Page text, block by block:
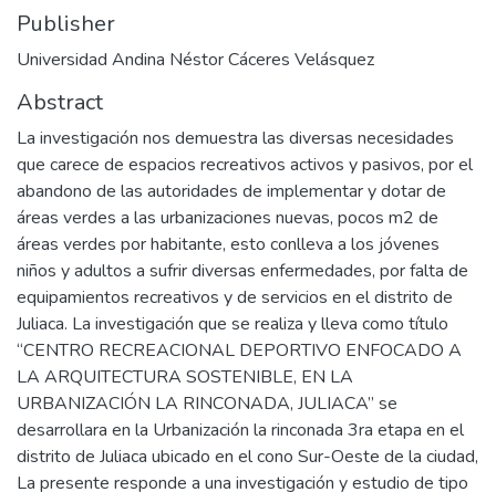
Publisher
Universidad Andina Néstor Cáceres Velásquez
Abstract
La investigación nos demuestra las diversas necesidades
que carece de espacios recreativos activos y pasivos, por el
abandono de las autoridades de implementar y dotar de
áreas verdes a las urbanizaciones nuevas, pocos m2 de
áreas verdes por habitante, esto conlleva a los jóvenes
niños y adultos a sufrir diversas enfermedades, por falta de
equipamientos recreativos y de servicios en el distrito de
Juliaca. La investigación que se realiza y lleva como título
“CENTRO RECREACIONAL DEPORTIVO ENFOCADO A
LA ARQUITECTURA SOSTENIBLE, EN LA
URBANIZACIÓN LA RINCONADA, JULIACA” se
desarrollara en la Urbanización la rinconada 3ra etapa en el
distrito de Juliaca ubicado en el cono Sur-Oeste de la ciudad,
La presente responde a una investigación y estudio de tipo